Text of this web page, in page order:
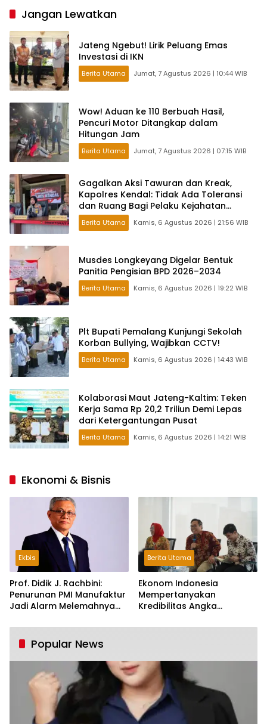
Jangan Lewatkan
Jateng Ngebut! Lirik Peluang Emas
Investasi di IKN
Berita Utama Jumat, 7 Agustus 2026 | 10:44 WIB
Wow! Aduan ke 110 Berbuah Hasil,
Pencuri Motor Ditangkap dalam
Hitungan Jam
Berita Utama Jumat, 7 Agustus 2026 | 07:15 WIB
Gagalkan Aksi Tawuran dan Kreak,
Kapolres Kendal: Tidak Ada Toleransi
dan Ruang Bagi Pelaku Kejahatan
Jalanan
Berita Utama Kamis, 6 Agustus 2026 | 21:56 WIB
Musdes Longkeyang Digelar Bentuk
Panitia Pengisian BPD 2026–2034
Berita Utama Kamis, 6 Agustus 2026 | 19:22 WIB
Plt Bupati Pemalang Kunjungi Sekolah
Korban Bullying, Wajibkan CCTV!
Berita Utama Kamis, 6 Agustus 2026 | 14:43 WIB
Kolaborasi Maut Jateng-Kaltim: Teken
Kerja Sama Rp 20,2 Triliun Demi Lepas
dari Ketergantungan Pusat
Berita Utama Kamis, 6 Agustus 2026 | 14:21 WIB
Ekonomi & Bisnis
Ekbis
Prof. Didik J. Rachbini:
Penurunan PMI Manufaktur
Jadi Alarm Melemahnya
Berita Utama
Ekonom Indonesia
Mempertanyakan
Kredibilitas Angka
Tumbuh Tapi Rapuh
Popular News